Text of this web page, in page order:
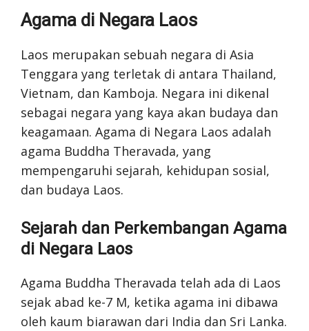
Agama di Negara Laos
Laos merupakan sebuah negara di Asia
Tenggara yang terletak di antara Thailand,
Vietnam, dan Kamboja. Negara ini dikenal
sebagai negara yang kaya akan budaya dan
keagamaan. Agama di Negara Laos adalah
agama Buddha Theravada, yang
mempengaruhi sejarah, kehidupan sosial,
dan budaya Laos.
Sejarah dan Perkembangan Agama
di Negara Laos
Agama Buddha Theravada telah ada di Laos
sejak abad ke-7 M, ketika agama ini dibawa
oleh kaum biarawan dari India dan Sri Lanka.